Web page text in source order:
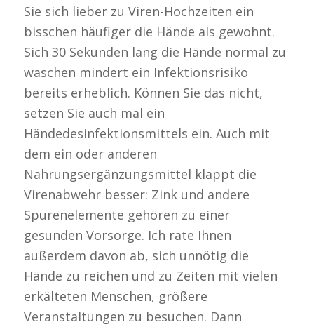
Sie sich lieber zu Viren-Hochzeiten ein
bisschen häufiger die Hände als gewohnt.
Sich 30 Sekunden lang die Hände normal zu
waschen mindert ein Infektionsrisiko
bereits erheblich. Können Sie das nicht,
setzen Sie auch mal ein
Händedesinfektionsmittels ein. Auch mit
dem ein oder anderen
Nahrungsergänzungsmittel klappt die
Virenabwehr besser: Zink und andere
Spurenelemente gehören zu einer
gesunden Vorsorge. Ich rate Ihnen
außerdem davon ab, sich unnötig die
Hände zu reichen und zu Zeiten mit vielen
erkälteten Menschen, größere
Veranstaltungen zu besuchen. Dann